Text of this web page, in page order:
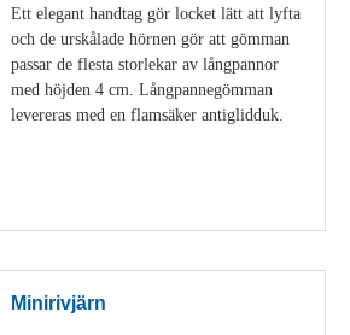
Ett elegant handtag gör locket lätt att lyfta
och de urskålade hörnen gör att gömman
passar de flesta storlekar av långpannor
med höjden 4 cm. Långpannegömman
levereras med en flamsäker antiglidduk.
Minirivjärn